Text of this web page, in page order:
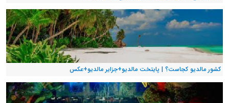
کشور مالدیو کجاست؟ | پایتخت مالدیو+جزایر مالدیو+عکس